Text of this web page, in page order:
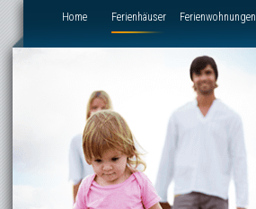
Direkt zum Inhalt
Home Ferienhäuser Ferienwohnungen